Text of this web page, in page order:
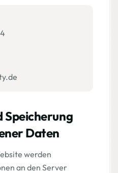
Speicherung
Daten
werden
an den Server